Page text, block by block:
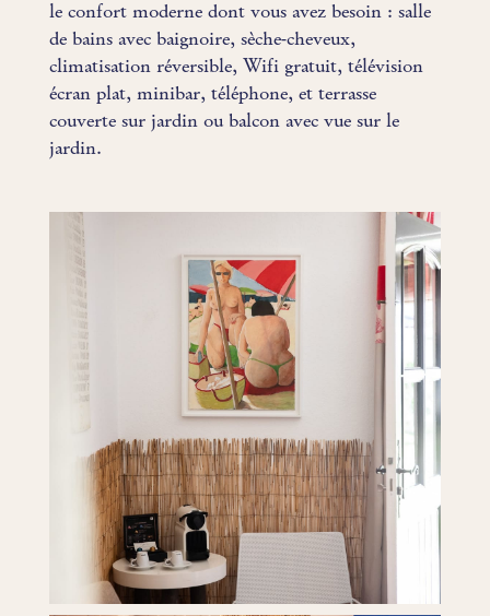
le confort moderne dont vous avez besoin : salle
de bains avec baignoire, sèche-cheveux,
climatisation réversible, Wifi gratuit, télévision
écran plat, minibar, téléphone, et terrasse
couverte sur jardin ou balcon avec vue sur le
jardin.